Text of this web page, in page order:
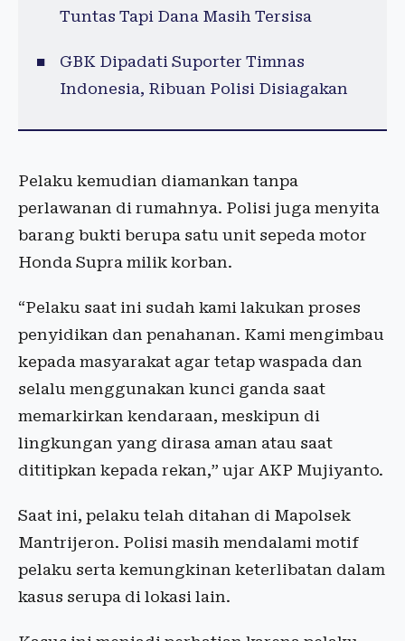
Tuntas Tapi Dana Masih Tersisa
GBK Dipadati Suporter Timnas
Indonesia, Ribuan Polisi Disiagakan
Pelaku kemudian diamankan tanpa
perlawanan di rumahnya. Polisi juga menyita
barang bukti berupa satu unit sepeda motor
Honda Supra milik korban.
“Pelaku saat ini sudah kami lakukan proses
penyidikan dan penahanan. Kami mengimbau
kepada masyarakat agar tetap waspada dan
selalu menggunakan kunci ganda saat
memarkirkan kendaraan, meskipun di
lingkungan yang dirasa aman atau saat
dititipkan kepada rekan,” ujar AKP Mujiyanto.
Saat ini, pelaku telah ditahan di Mapolsek
Mantrijeron. Polisi masih mendalami motif
pelaku serta kemungkinan keterlibatan dalam
kasus serupa di lokasi lain.